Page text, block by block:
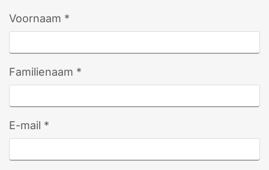
Voornaam *
Familienaam *
E-mail *